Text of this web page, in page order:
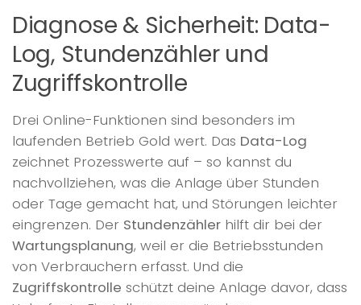
Diagnose & Sicherheit: Data-
Log, Stundenzähler und
Zugriffskontrolle
Drei Online-Funktionen sind besonders im
laufenden Betrieb Gold wert. Das Data-Log
zeichnet Prozesswerte auf – so kannst du
nachvollziehen, was die Anlage über Stunden
oder Tage gemacht hat, und Störungen leichter
eingrenzen. Der Stundenzähler hilft dir bei der
Wartungsplanung, weil er die Betriebsstunden
von Verbrauchern erfasst. Und die
Zugriffskontrolle schützt deine Anlage davor, dass